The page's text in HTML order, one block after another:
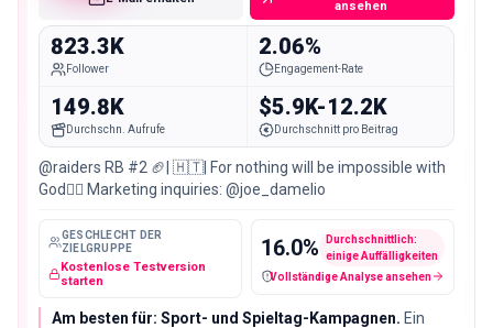
ansehen
823.3K
Follower
2.06%
Engagement-Rate
149.8K
Durchschn. Aufrufe
$5.9K-12.2K
Durchschnitt pro Beitrag
@raiders RB #2 🏈| 🇭🇹| For nothing will be impossible with
God👆🏾 Marketing inquiries: @joe_damelio
GESCHLECHT DER
ZIELGRUPPE
Kostenlose Testversion
starten
16.0%
Durchschnittlich:
einige Auffälligkeiten
Fake-Follower / verdächtige Konten
Vollständige Analyse ansehen
Am besten für: Sport- und Spieltag-Kampagnen. Ein